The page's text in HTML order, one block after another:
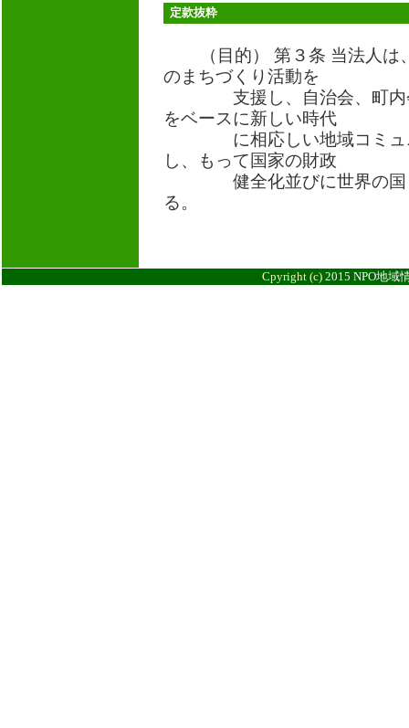
定款抜粋
（目的） 第３条 当法人
のまちづくり活動を
支援し、自治会、町内会
をベースに新しい時代
に相応しい地域コミュニ
し、もって国家の財政
健全化並びに世界の国々
る。
Cpyright (c)2015 NPO地域